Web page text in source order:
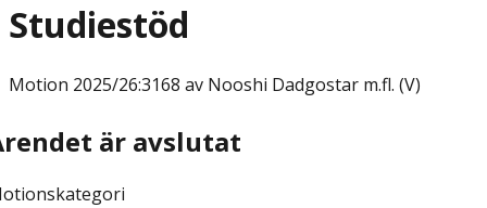
Studiestöd
Motion 2025/26:3168 av Nooshi Dadgostar m.fl. (V)
är avslutat